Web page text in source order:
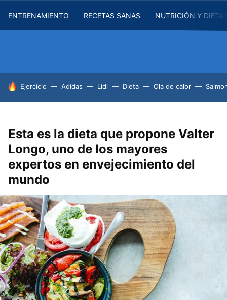
ENTRENAMIENTO RECETAS SANAS NUTRICIÓN Y
HOY SE HABLA DE
Ejercicio Adidas Lidl Dieta Ola de calor
Esta es la dieta que propone Valter
Longo, uno de los mayores
expertos en envejecimiento del
mundo